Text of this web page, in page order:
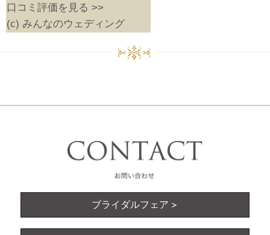
口コミ評価を見る >>
(c) みんなのウェディング
ブライダルフェア